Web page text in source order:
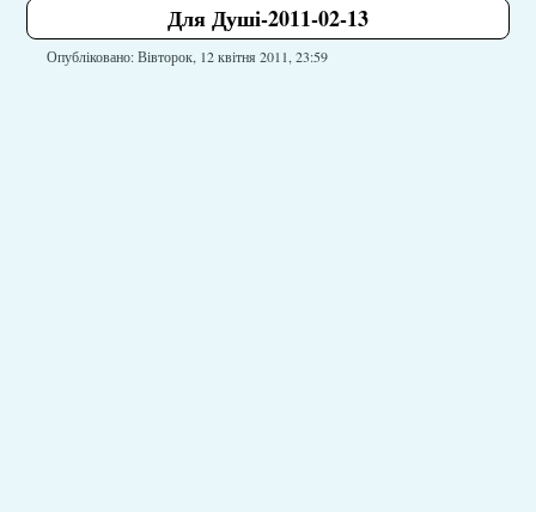
Для Душі-2011-02-13
Опубліковано: Вівторок, 12 квітня 2011, 23:59